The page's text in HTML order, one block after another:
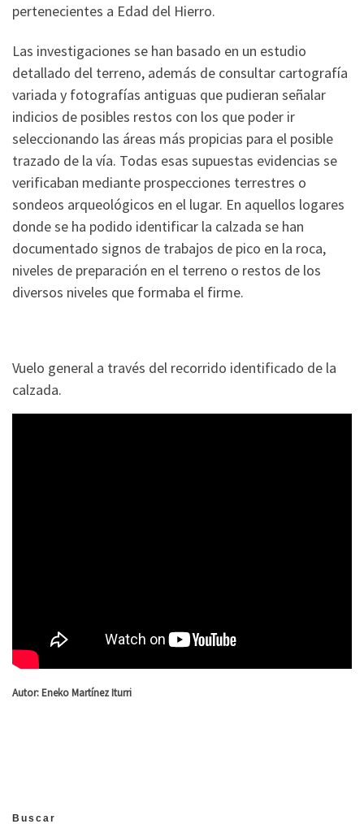
pertenecientes a Edad del Hierro.
Las investigaciones se han basado en un estudio
detallado del terreno, además de consultar cartografía
variada y fotografías antiguas que pudieran señalar
indicios de posibles restos con los que poder ir
seleccionando las áreas más propicias para el posible
trazado de la vía. Todas esas supuestas evidencias se
verificaban mediante prospecciones terrestres o
sondeos arqueológicos en el lugar. En aquellos logares
donde se ha podido identificar la calzada se han
documentado signos de trabajos de pico en la roca,
niveles de preparación en el terreno o restos de los
diversos niveles que formaba el firme.
Vuelo general a través del recorrido identificado de la
calzada.
Autor: Eneko Martínez Iturri
Buscar